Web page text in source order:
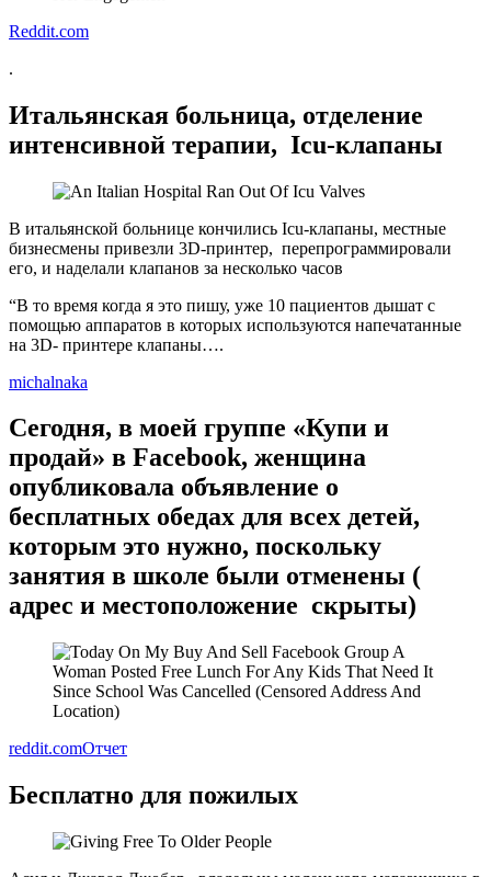
Reddit.com
.
Итальянская больница, отделение
интенсивной терапии, Icu-клапаны
В итальянской больнице кончились Icu-клапаны, местные
бизнесмены привезли 3D-принтер, перепрограммировали
его, и наделали клапанов за несколько часов
“В то время когда я это пишу, уже 10 пациентов дышат с
помощью аппаратов в которых используются напечатанные
на 3D- принтере клапаны….
michalnaka
Сегодня, в моей группе «Купи и
продай» в Facebook, женщина
опубликовала объявление о
бесплатных обедах для всех детей,
которым это нужно, поскольку
занятия в школе были отменены (
адрес и местоположение скрыты)
reddit.comОтчет
Бесплатно для пожилых